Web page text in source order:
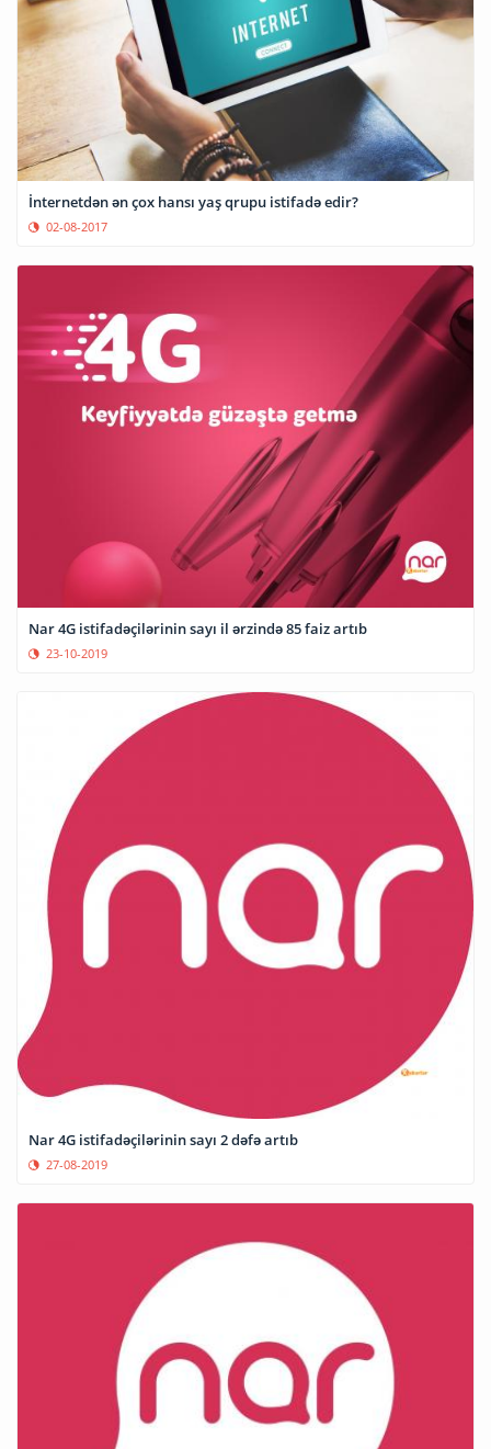
İnternetdən ən çox hansı yaş qrupu istifadə edir?
02-08-2017
Nar 4G istifadəçilərinin sayı il ərzində 85 faiz artıb
23-10-2019
Nar 4G istifadəçilərinin sayı 2 dəfə artıb
27-08-2019